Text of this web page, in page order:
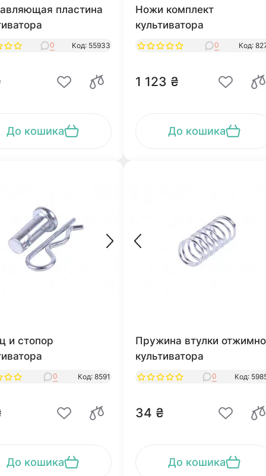
пластина
0 Код: 55933
До кошика
Ножи комплект
культиватора
0 Код:
1 123 ₴
До кошика
и стопор
0 Код: 8591
До кошика
Пружина втулки
культиватора
0 Код:
34 ₴
До кошика